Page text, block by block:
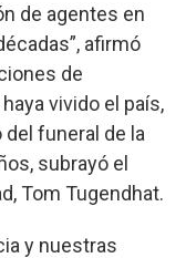
de agentes en
afirmó
de
vivido el país,
funeral de la
subrayó el
Tom Tugendhat.
y nuestras